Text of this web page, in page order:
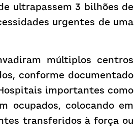
ultrapassem 3 bilhões de
urgentes de uma
múltiplos centros
conforme documentado
importantes como
ocupados, colocando em
transferidos à força ou